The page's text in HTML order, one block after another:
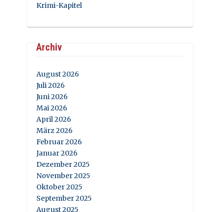
Krimi-Kapitel
Archiv
August 2026
Juli 2026
Juni 2026
Mai 2026
April 2026
März 2026
Februar 2026
Januar 2026
Dezember 2025
November 2025
Oktober 2025
September 2025
August 2025